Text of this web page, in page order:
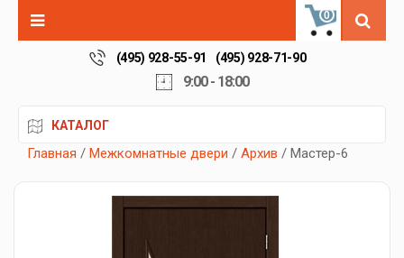
0
(495) 928-55-91 (495) 928-71-90
9:00 - 18:00
КАТАЛОГ
Главная / Межкомнатные двери / Архив / Мастер-6